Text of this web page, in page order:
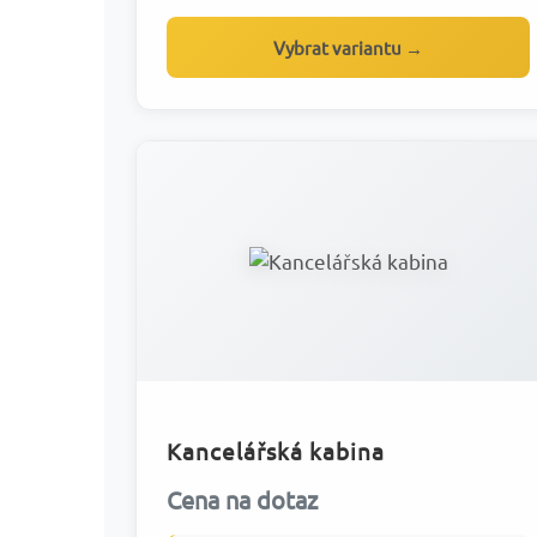
Vybrat variantu →
Kancelářská kabina
Cena na dotaz